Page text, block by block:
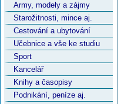
Army, modely a zájmy
Starožitnosti, mince aj.
Cestování a ubytování
Učebnice a vše ke studiu
Sport
Kancelář
Knihy a časopisy
Podnikání, peníze aj.